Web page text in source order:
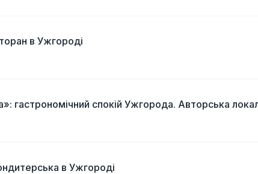
в Ужгороді
гастрономічний спокій Ужгорода. Авторська
в Ужгороді